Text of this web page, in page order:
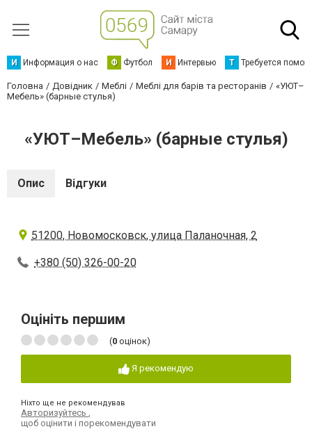
И Информация о нас Ф Футбол И Интервью Т Требуется
Головна Довідник Меблі Меблі для барів та ресторанів
«УЮТ–
Мебель» (барные стулья)
«УЮТ–Мебель» (барные стулья)
Опис Відгуки
51200, Новомосковск, улица Паланочная, 2
+380 (50) 326-00-20
Оцініть першим
(0 оцінок)
Я рекомендую
Ніхто ще не рекомендував
Авторизуйтесь
щоб оцінити і порекомендувати